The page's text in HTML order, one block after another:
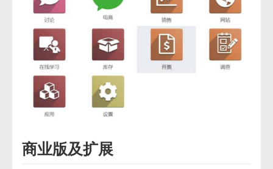
商业版及扩展